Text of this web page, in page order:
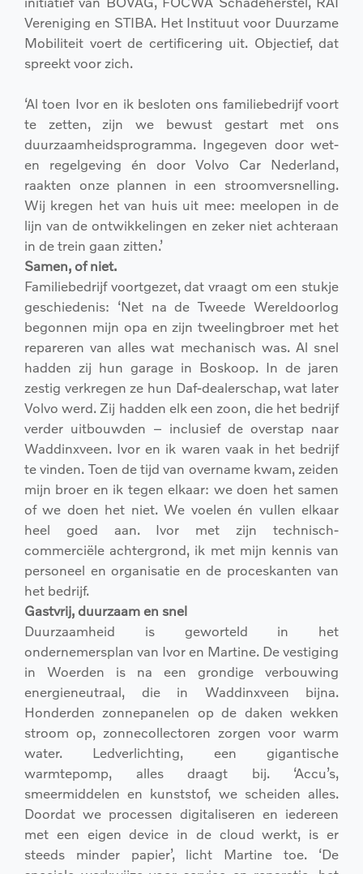
Vereniging en STIBA. Het Instituut voor Duurzame
Mobiliteit voert de certificering uit. Objectief, dat
spreekt voor zich.
‘Al toen Ivor en ik besloten ons familiebedrijf voort
te zetten, zijn we bewust gestart met ons
duurzaamheidsprogramma. Ingegeven door wet-
en regelgeving én door Volvo Car Nederland,
raakten onze plannen in een stroomversnelling.
Wij kregen het van huis uit mee: meelopen in de
lijn van de ontwikkelingen en zeker niet achteraan
in de trein gaan zitten.’
Samen, of niet.
Familiebedrijf voortgezet, dat vraagt om een stukje
geschiedenis: ‘Net na de Tweede Wereldoorlog
begonnen mijn opa en zijn tweelingbroer met het
repareren van alles wat mechanisch was. Al snel
hadden zij hun garage in Boskoop. In de jaren
zestig verkregen ze hun Daf-dealerschap, wat later
Volvo werd. Zij hadden elk een zoon, die het bedrijf
verder uitbouwden – inclusief de overstap naar
Waddinxveen. Ivor en ik waren vaak in het bedrijf
te vinden. Toen de tijd van overname kwam, zeiden
mijn broer en ik tegen elkaar: we doen het samen
of we doen het niet. We voelen én vullen elkaar
heel goed aan. Ivor met zijn technisch-
commerciële achtergrond, ik met mijn kennis van
personeel en organisatie en de proceskanten van
het bedrijf.
Gastvrij, duurzaam en snel
Duurzaamheid is geworteld in het
ondernemersplan van Ivor en Martine. De vestiging
in Woerden is na een grondige verbouwing
energieneutraal, die in Waddinxveen bijna.
Honderden zonnepanelen op de daken wekken
stroom op, zonnecollectoren zorgen voor warm
water. Ledverlichting, een gigantische
warmtepomp, alles draagt bij. ‘Accu’s,
smeermiddelen en kunststof, we scheiden alles.
Doordat we processen digitaliseren en iedereen
met een eigen device in de cloud werkt, is er
steeds minder papier’, licht Martine toe. ‘De